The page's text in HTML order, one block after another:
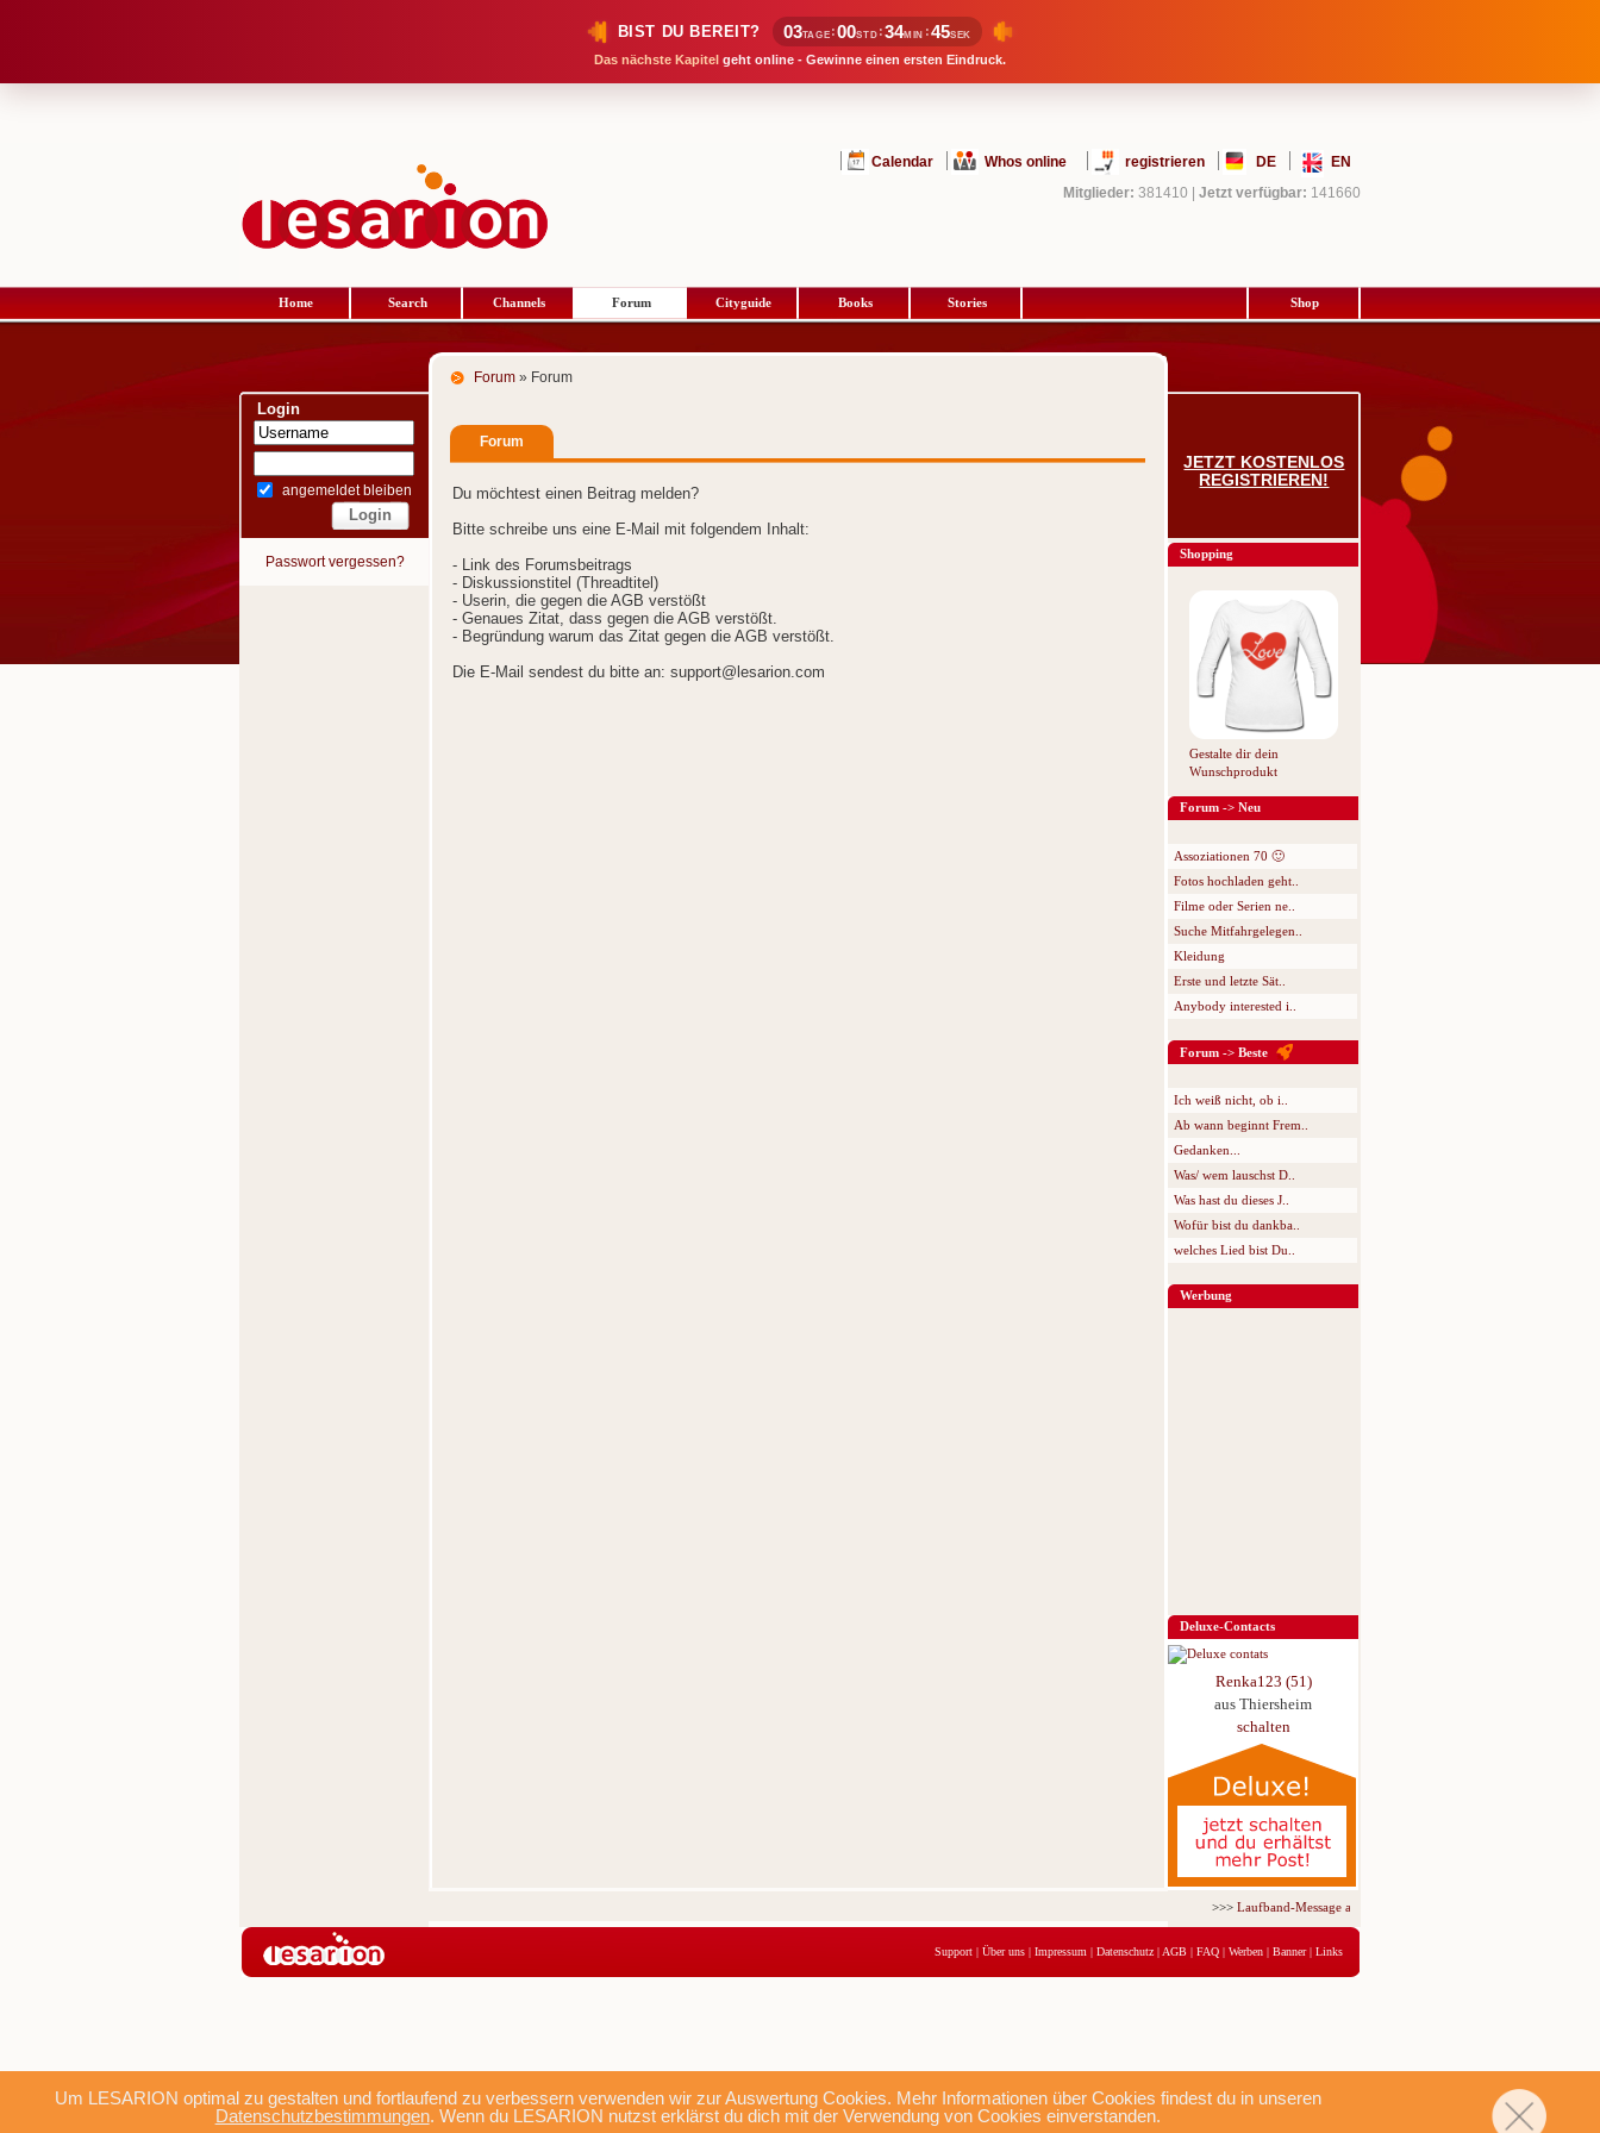
BIST DU BEREIT? 03TAGE :00STD :34MIN :45SEK
Das nächste Kapitel geht online - Gewinne einen ersten Eindruck.
Um LESARION optimal zu gestalten und fortlaufend zu verbessern verwenden wir zur Auswertung Cookies. Mehr Informationen über Cookies findest du in unseren
Datenschutzbestimmungen. Wenn du LESARION nutzst erklärst du dich mit der Verwendung von Cookies einverstanden.
Calendar Whos online registrieren DE
EN
Mitglieder: 381410 Jetzt verfügbar: 141660
Home Search Channels Forum Cityguide Books Stories Shop
Login
angemeldet bleiben
Passwort vergessen?
Forum » Forum
Forum
Du möchtest einen Beitrag melden?
Bitte schreibe uns eine E-Mail mit folgendem Inhalt:
- Link des Forumsbeitrags
- Diskussionstitel (Threadtitel)
- Userin, die gegen die AGB verstößt
- Genaues Zitat, dass gegen die AGB verstößt.
- Begründung warum das Zitat gegen die AGB verstößt.
Die E-Mail sendest du bitte an: support@lesarion.com
JETZT KOSTENLOS
REGISTRIEREN!
Shopping
Gestalte dir dein
Wunschprodukt
Forum -> Neu
Assoziationen 70 🙂
Fotos hochladen geht..
Filme oder Serien ne..
Suche Mitfahrgelegen..
Kleidung
Erste und letzte Sät..
Anybody interested i..
Forum -> Beste
Ich weiß nicht, ob i..
Ab wann beginnt Frem..
Gedanken...
Was/ wem lauschst D..
Was hast du dieses J..
Wofür bist du dankba..
welches Lied bist Du..
Werbung
Deluxe-Contacts
Renka123 (51)
aus Thiersheim
schalten
>>>Laufband-Message ab nur 5,95 € für 3 Tage!
Support | Über uns | Impressum | Datenschutz | AGB | FAQ | Werben | Banner| Links